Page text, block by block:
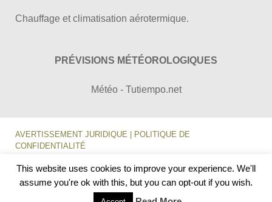
Chauffage et climatisation aérotermique.
PRÉVISIONS MÉTÉOROLOGIQUES
Météo - Tutiempo.net
AVERTISSEMENT JURIDIQUE | POLITIQUE DE
CONFIDENTIALITÉ
CRÉATION DE SITES WEB MADRID – IMPULSO TECNOLÓGICO
This website uses cookies to improve your experience. We'll
assume you're ok with this, but you can opt-out if you wish.